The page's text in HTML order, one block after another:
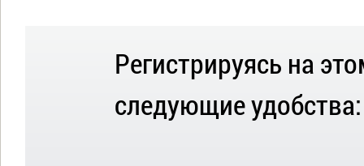
Регистрируясь на
следующие удобства: